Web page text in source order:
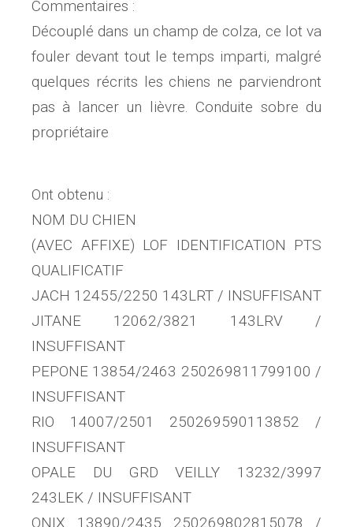
Commentaires :
Découplé dans un champ de colza, ce lot va
fouler devant tout le temps imparti, malgré
quelques récrits les chiens ne parviendront
pas à lancer un lièvre. Conduite sobre du
propriétaire
Ont obtenu :
NOM DU CHIEN
(AVEC AFFIXE) LOF IDENTIFICATION PTS
QUALIFICATIF
JACH 12455/2250 143LRT / INSUFFISANT
JITANE 12062/3821 143LRV /
INSUFFISANT
PEPONE 13854/2463 250269811799100 /
INSUFFISANT
RIO 14007/2501 250269590113852 /
INSUFFISANT
OPALE DU GRD VEILLY 13232/3997
243LEK / INSUFFISANT
ONIX 13890/2435 250269802815078 /